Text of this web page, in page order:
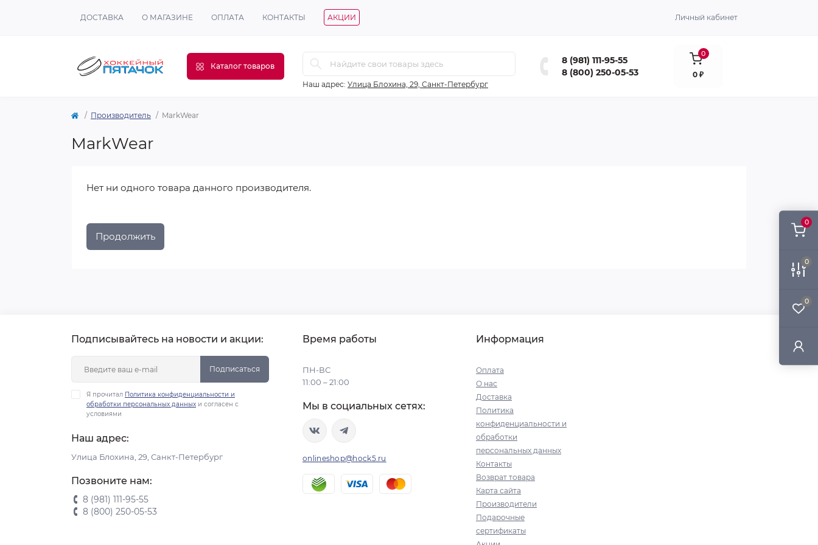
0
0
0
ДОСТАВКА О МАГАЗИНЕ ОПЛАТА КОНТАКТЫ АКЦИИ Личный кабинет
Каталог товаров
Наш адрес: Улица Блохина, 29, Санкт-Петербург
8 (981) 111-95-55
8 (800) 250-05-53
0
0 ₽
Производитель MarkWear
MarkWear
Нет ни одного товара данного производителя.
Продолжить
Подписывайтесь на новости и акции:
Подписаться
Я прочитал Политика конфиденциальности и
обработки персональных данных и согласен с
условиями
Наш адрес:
Улица Блохина, 29, Санкт-Петербург
Позвоните нам:
8 (981) 111-95-55
8 (800) 250-05-53
Время работы
ПН-ВС
11:00 – 21:00
Мы в социальных сетях:
onlineshop@hock5.ru
Информация
Оплата
О нас
Доставка
Политика
конфиденциальности и
обработки
персональных данных
Контакты
Возврат товара
Карта сайта
Производители
Подарочные
сертификаты